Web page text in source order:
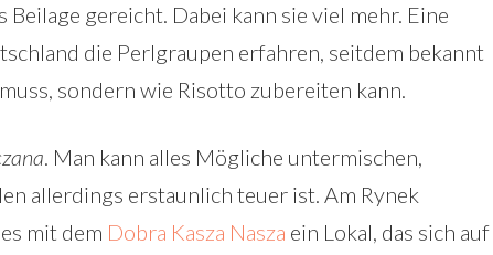
gereicht. Dabei kann sie viel mehr. Eine
die Perlgraupen erfahren, seitdem bekannt
sondern wie Risotto zubereiten kann.
. Man kann alles Mögliche untermischen,
allerdings erstaunlich teuer ist. Am Rynek
mit dem Dobra Kasza Nasza ein Lokal, das sich auf